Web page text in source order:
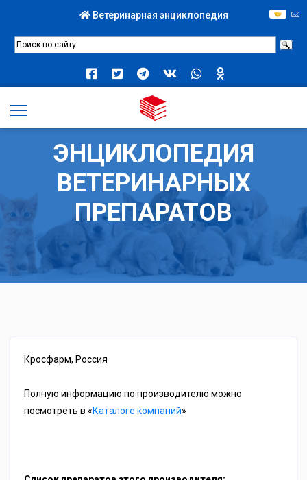
Ветеринарная энциклопедия
ЭНЦИКЛОПЕДИЯ
ВЕТЕРИНАРНЫХ
ПРЕПАРАТОВ
Кросфарм, Россия
Полную информацию по производителю можно
посмотреть в «Каталоге компаний»